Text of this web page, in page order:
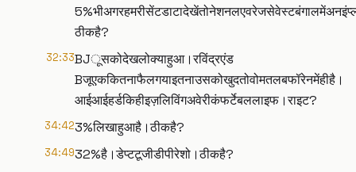
ठीकहै?
32:33BJूसकोदेखलोक्याहुआ।रविंद्रएंड
Bजूएककितनाफैलगयाइतनाउसकोखुदतोवोमतलबफॉरेनमेंहीहै।
आईआईहर्डकिहीइज़लिविंगअवेरीकंफर्टेबललाइफ।राइट?
34:423%लिखाहुआहै।ठीकहै?
34:4932%है।डेप्टटूजीडीपीरेशो।ठीकहै?